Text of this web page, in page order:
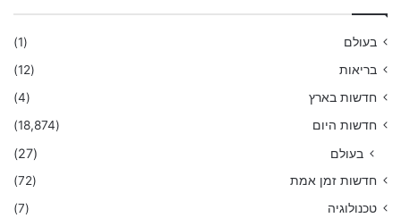
בעולם
(1)
בריאות
(12)
חדשות בארץ
(4)
חדשות היום
(18,874)
בעולם (27)
חדשות זמן אמת
(72)
טכנולוגיה
(7)